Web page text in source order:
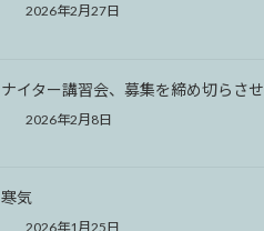
2026年2月27日
ナイター講習会、募集を締め切らさせ
2026年2月8日
寒気
2026年1月25日